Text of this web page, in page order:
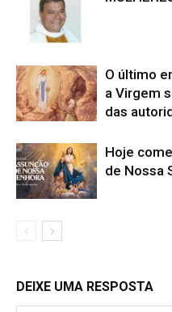
O último
a Virgem
das
Hoje
de Nossa
DEIXE UMA RESPOSTA